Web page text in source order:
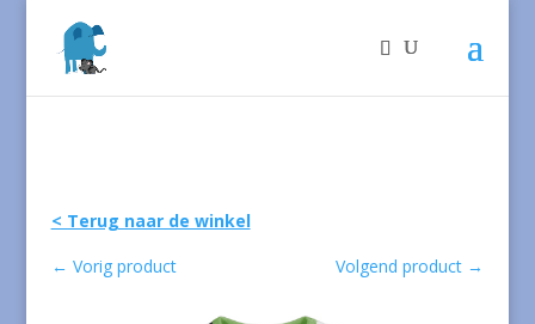
< Terug naar de winkel
← Vorig product Volgend product →